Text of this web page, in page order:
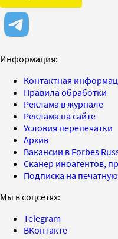
Информация:
Контактная
Правила обработки
Реклама в журнале
Реклама на сайте
Условия перепечатки
Архив
Вакансии в Forbes
Сканер иноагентов,
Подписка на
Мы в соцсетях:
Telegram
ВКонтакте